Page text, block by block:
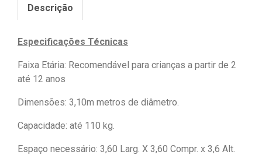
Descrição
Especificações Técnicas
Faixa Etária: Recomendável para crianças a partir de 2
até 12 anos
Dimensões: 3,10m metros de diâmetro.
Capacidade: até 110 kg.
Espaço necessário: 3,60 Larg. X 3,60 Compr. x 3,6 Alt.